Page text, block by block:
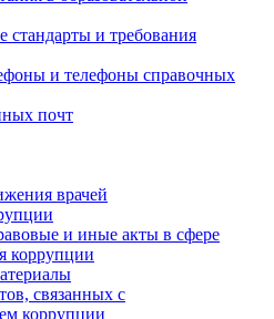
стандарты и требования
и телефоны справочных
почт
врачей
и иные акты в сфере
коррупции
связанных с
коррупции